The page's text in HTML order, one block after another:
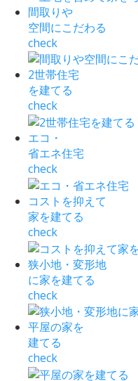
間取りや
空間にこだわる
check
2世帯住宅
を建てる
check
エコ・
省エネ住宅
check
コストを抑えて
家を建てる
check
狭小地・変形地
に家を建てる
check
平屋の家を
建てる
check